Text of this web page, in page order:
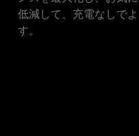
低減して、充電なしで
す。